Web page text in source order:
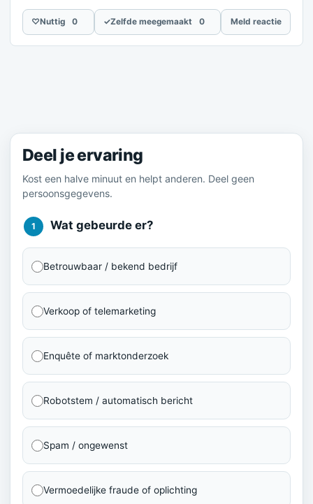
♡Nuttig 0 ✓Zelfde meegemaakt 0 Meld reactie
Deel je ervaring
Kost een halve minuut en helpt anderen. Deel geen
persoonsgegevens.
1 Wat gebeurde er?
Betrouwbaar / bekend bedrijf
Verkoop of telemarketing
Enquête of marktonderzoek
Robotstem / automatisch bericht
Spam / ongewenst
Vermoedelijke fraude of oplichting